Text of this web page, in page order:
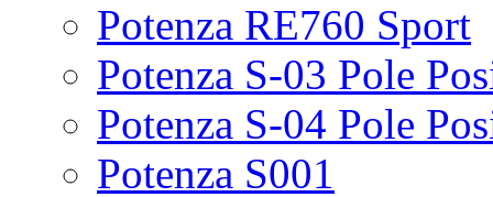
Potenza RE760 Sport
Potenza S-03 Pole
Potenza S-04 Pole
Potenza S001